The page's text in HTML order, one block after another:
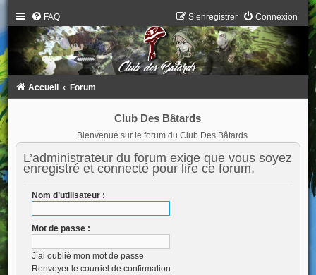
FAQ Connexion
S’enregistrer
Accueil Forum
Club Des Bâtards
Bienvenue sur le forum du Club Des Bâtards
L’administrateur du forum exige que vous soyez
enregistré et connecté pour lire ce forum.
Nom d’utilisateur :
Mot de passe :
J’ai oublié mon mot de passe
Renvoyer le courriel de confirmation